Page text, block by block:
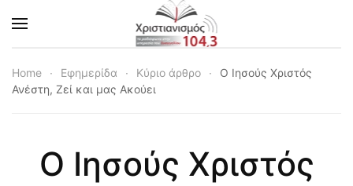
Skip to main content
Home Εφημερίδα Κύριο άρθρο
Ο Ιησούς Χριστός
Ανέστη, Ζεί και μας Ακούει
Ο Ιησούς Χριστός